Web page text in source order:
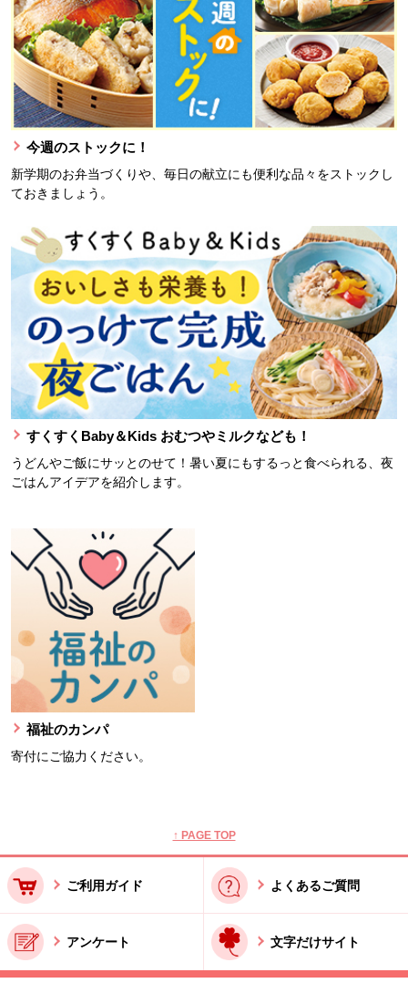
今週のストックに！
新学期のお弁当づくりや、毎日の献立にも便利な品々をストックし
ておきましょう。
すくすくBaby＆Kids おむつやミルクなども！
うどんやご飯にサッとのせて！暑い夏にもするっと食べられる、夜
ごはんアイデアを紹介します。
福祉のカンパ
寄付にご協力ください。
↑ PAGE TOP
ご利用ガイド よくあるご質問
アンケート 文字だけサイト